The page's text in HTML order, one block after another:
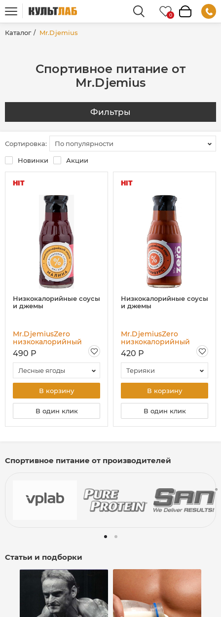
Каталог Mr.Djemius
Спортивное питание от
Mr.Djemius
Фильтры
Сортировка: По популярности
Новинки Акции
Низкокалорийные соусы
и джемы
Mr.DjemiusZero
низкокалорийный
сироп, 330 гр
HIT
490 Р
Лесные ягоды
В корзину
В один клик
Низкокалорийные соусы
и джемы
Mr.DjemiusZero
низкокалорийный
соус, 330 гр
HIT
420 Р
Терияки
В корзину
В один клик
Спортивное питание от производителей
Статьи и подборки